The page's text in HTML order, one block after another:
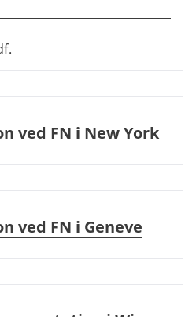
ved FN i New York
ved FN i Geneve